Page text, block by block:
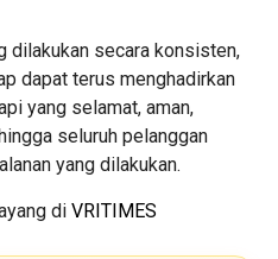
dilakukan secara konsisten,
dapat terus menghadirkan
yang selamat, aman,
seluruh pelanggan
yang dilakukan.
di VRITIMES